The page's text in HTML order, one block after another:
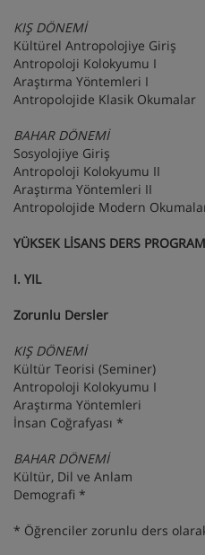
KIŞ DÖNEMİ
Kültürel Antropolojiye Giriş
Antropoloji Kolokyumu I
Araştırma Yöntemleri I
Antropolojide Klasik Okumalar
BAHAR DÖNEMİ
Sosyolojiye Giriş
Antropoloji Kolokyumu II
Araştırma Yöntemleri II
Antropolojide Modern
YÜKSEK LİSANS DERS
I. YIL
Zorunlu Dersler
KIŞ DÖNEMİ
Kültür Teorisi (Seminer)
Antropoloji Kolokyumu I
Araştırma Yöntemleri
İnsan Coğrafyası *
BAHAR DÖNEMİ
Kültür, Dil ve Anlam
Demografi *
* Öğrenciler zorunlu ders